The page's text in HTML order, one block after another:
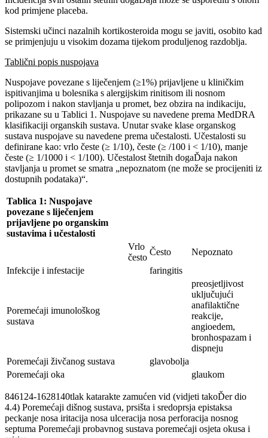
kod primjene placeba.
Sistemski učinci nazalnih kortikosteroida mogu se javiti, osobito kad
se primjenjuju u visokim dozama tijekom produljenog razdoblja.
Tablični popis nuspojava
Nuspojave povezane s liječenjem (≥1%) prijavljene u kliničkim
ispitivanjima u bolesnika s alergijskim rinitisom ili nosnom
polipozom i nakon stavljanja u promet, bez obzira na indikaciju,
prikazane su u Tablici 1. Nuspojave su navedene prema MedDRA
klasifikaciji organskih sustava. Unutar svake klase organskog
sustava nuspojave su navedene prema učestalosti. Učestalosti su
definirane kao: vrlo česte (≥ 1/10), česte (≥ /100 i < 1/10), manje
česte (≥ 1/1000 i < 1/100). Učestalost štetnih dogaĎaja nakon
stavljanja u promet se smatra „nepoznatom (ne može se procijeniti iz
dostupnih podataka)“.
Tablica 1: Nuspojave
povezane s liječenjem
prijavljene po organskim
sustavima i učestalosti
Vrlo
često
Često
Nepoznato
Infekcije i infestacije
faringitis
Poremećaji imunološkog
sustava
preosjetljivost
uključujući
anafilaktične
reakcije,
angioedem,
bronhospazam i
dispneju
Poremećaji živčanog sustava
glavobolja
Poremećaji oka
glaukom
846124-1628140tlak katarakte zamućen vid (vidjeti takoĎer dio
4.4) Poremećaji dišnog sustava, prsišta i sredoprsja epistaksa
peckanje nosa iritacija nosa ulceracija nosa perforacija nosnog
septuma Poremećaji probavnog sustava poremećaji osjeta okusa i